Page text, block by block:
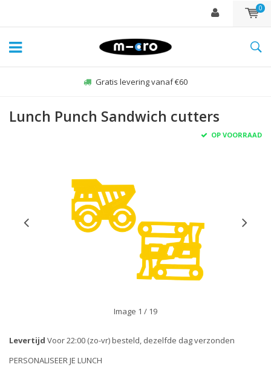
0
Gratis levering vanaf €60
Lunch Punch Sandwich cutters
OP VOORRAAD
Image 1 / 19
Levertijd Voor 22:00 (zo-vr) besteld, dezelfde dag verzonden
PERSONALISEER JE LUNCH